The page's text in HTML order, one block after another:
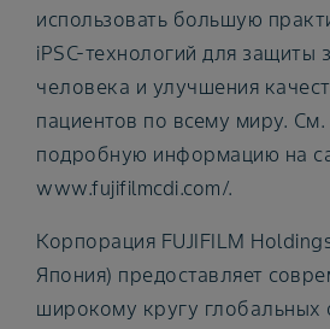
использовать большую
iPSC-технологий для защиты
человека и улучшения
пациентов по всему миру.
подробную информацию на
www.fujifilmcdi.com/.
Корпорация FUJIFILM
Япония) предоставляет
широкому кругу глобальных